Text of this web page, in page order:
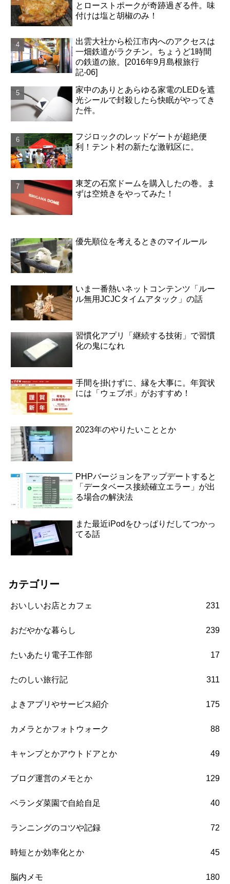
とローストポークが奇跡過ぎる件。味
付けは塩と胡椒のみ！
出雲大社から松江市内へのアクセスは
一畑鉄道がラクチン。ちょうど1時間
の鉄道の旅。[2016年9月島根旅行
記-06]
家中のありとあらゆる家電のLEDを遮
光シールで封殺したら快眠がやってき
た件。
フジロックのレッドゲートが超絶便
利！テント村の新たな激戦区に。
東芝の石窯ドームを購入したの巻。ま
ずは空焼きをやってみた！
優先順位を考えるときのマイルール
いま一番熱いネットコンテンツ「ルー
ル無用JCJCタイムアタック」の話
習慣化アプリ「継続する技術」で習慣
化の鬼になれ
手間を掛けずに、縁を大事に。年賀状
には「ウェブポ」がおすすめ！
2023年のやりたいこととか
PHPバージョンをアップデートすると
「データベース接続確立エラー」が出
る場合の解決法
また最近iPodをひっぱりだしてつかっ
てる話
カテゴリー
おいしいお店とカフェ 231
おだやかな暮らし 239
たいあたり電子工作部 17
たのしい旅行記 311
よきアプリやサービス紹介 175
カメラとかフォトウォーク 88
キャンプとかアウトドアとか 49
ブログ運営のメモとか 129
ベランダ菜園で自給自足 40
ランニングのコツや記録 72
時短とか効率化とか 45
脳内メモ 180